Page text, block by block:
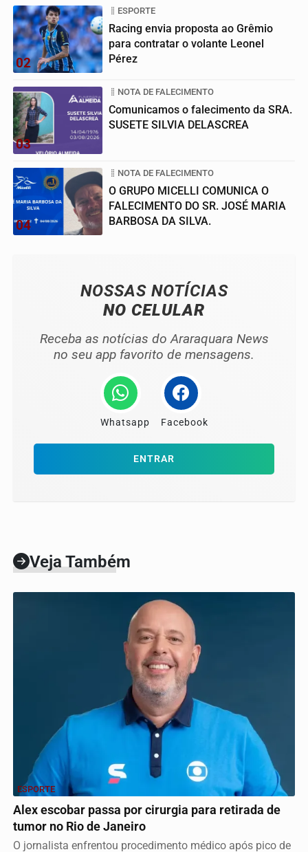
02
ESPORTE
Racing envia proposta ao Grêmio
para contratar o volante Leonel
Pérez
03
NOTA DE FALECIMENTO
Comunicamos o falecimento da SRA.
SUSETE SILVIA DELASCREA
04
NOTA DE FALECIMENTO
O GRUPO MICELLI COMUNICA O
FALECIMENTO DO SR. JOSÉ MARIA
BARBOSA DA SILVA.
NOSSAS NOTÍCIAS
NO CELULAR
Receba as notícias do Araraquara News
no seu app favorito de mensagens.
Whatsapp Facebook
ENTRAR
Veja Também
ESPORTE
Alex escobar passa por cirurgia para retirada de
tumor no Rio de Janeiro
O jornalista enfrentou procedimento médico após pico de